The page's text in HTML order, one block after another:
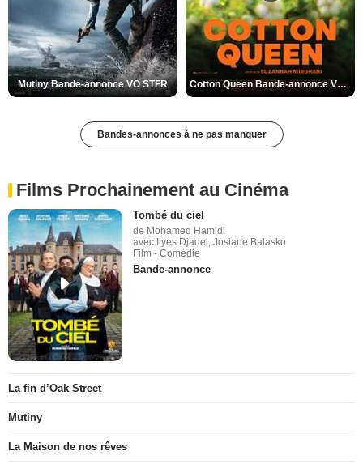
Mutiny Bande-annonce VO STFR Cotton Queen Bande-annonce VO STFR
Bandes-annonces à ne pas manquer
Films Prochainement au Cinéma
Tombé du ciel
de Mohamed Hamidi
avec Ilyes Djadel, Josiane Balasko
Film - Comédie
Bande-annonce
La fin d’Oak Street
Mutiny
La Maison de nos rêves